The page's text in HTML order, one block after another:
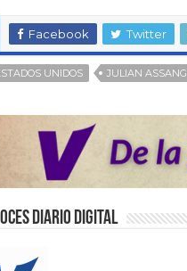
Facebook Twitter
UNIDOS JULIAN
Diario digital